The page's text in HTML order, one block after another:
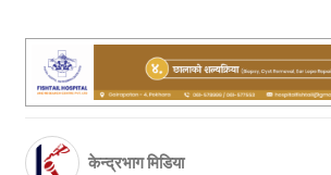
केन्द्रभाग मिडिया